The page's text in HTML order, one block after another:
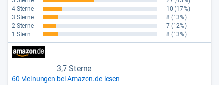
4 Sterne
10 (17%)
3 Sterne
8 (13%)
2 Sterne
7 (12%)
1 Stern
8 (13%)
3,7 Sterne
60 Meinungen bei Amazon.de lesen